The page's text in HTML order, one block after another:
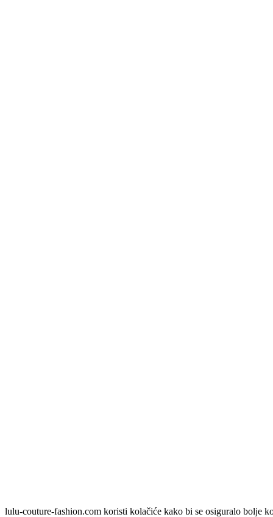
lulu-couture-fashion.com koristi kolačiće kako bi se osiguralo bolje